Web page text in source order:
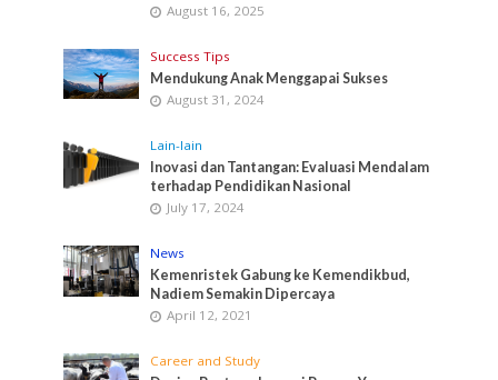
August 16, 2025
Success Tips
Mendukung Anak Menggapai Sukses
August 31, 2024
Lain-lain
Inovasi dan Tantangan: Evaluasi Mendalam
terhadap Pendidikan Nasional
July 17, 2024
News
Kemenristek Gabung ke Kemendikbud,
Nadiem Semakin Dipercaya
April 12, 2021
Career and Study